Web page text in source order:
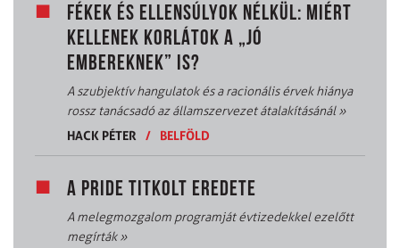
FÉKEK ÉS ELLENSÚLYOK NÉLKÜL: MIÉRT
KELLENEK KORLÁTOK A „JÓ
EMBEREKNEK” IS?
A szubjektív hangulatok és a racionális érvek hiánya
rossz tanácsadó az államszervezet átalakításánál»
HACK PÉTER
/ BELFÖLD
A PRIDE TITKOLT EREDETE
A melegmozgalom programját évtizedekkel ezelőtt
megírták»